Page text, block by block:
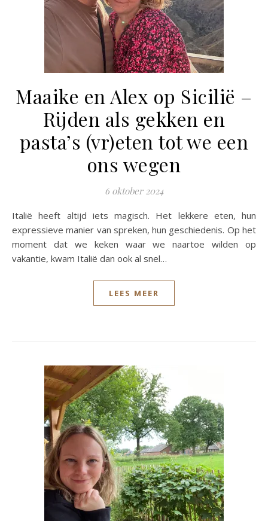
Maaike en Alex op Sicilië –
Rijden als gekken en
pasta’s (vr)eten tot we een
ons wegen
6 oktober 2024
Italië heeft altijd iets magisch. Het lekkere eten, hun
expressieve manier van spreken, hun geschiedenis. Op het
moment dat we keken waar we naartoe wilden op
vakantie, kwam Italië dan ook al snel…
LEES MEER